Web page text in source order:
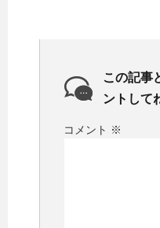
この記事
ントして
コメント ※